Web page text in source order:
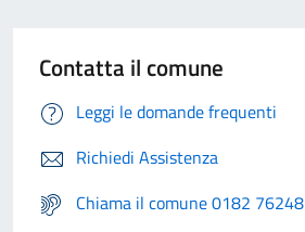
Contatta il comune
Leggi le domande frequenti
Richiedi Assistenza
Chiama il comune 0182 76248